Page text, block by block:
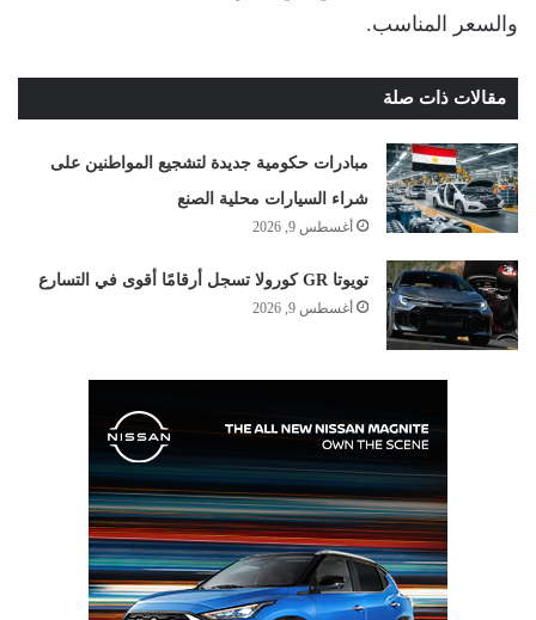
والسعر المناسب.
مقالات ذات صلة
مبادرات حكومية جديدة لتشجيع المواطنين على
شراء السيارات محلية الصنع
أغسطس 9, 2026
تويوتا GR كورولا تسجل أرقامًا أقوى في التسارع
أغسطس 9, 2026